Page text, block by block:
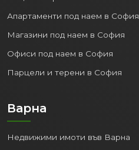
Апартаменти под наем в София
Магазини под наем в София
Офиси под наем в София
Парцели и терени в София
Варна
Недвижими имоти във Варна